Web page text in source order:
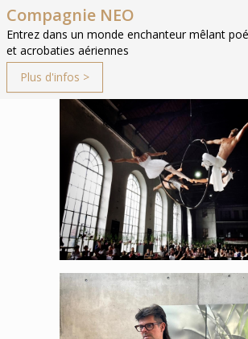
Compagnie NEO
Entrez dans un monde enchanteur mêlant
et acrobaties aériennes
Plus d'infos >